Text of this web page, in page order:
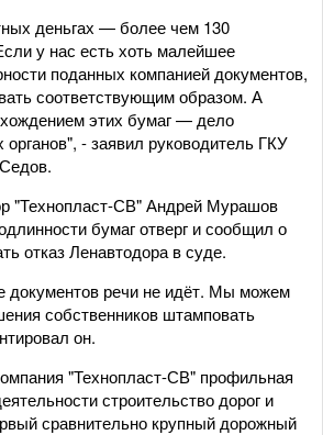
деньгах — более чем 130
у нас есть хоть малейшее
поданных компанией документов,
соответствующим образом. А
этих бумаг — дело
- заявил руководитель ГКУ
"Технопласт-СВ" Андрей Мурашов
бумаг отверг и сообщил о
отказ Ленавтодора в суде.
документов речи не идёт. Мы можем
собственников штамповать
он.
"Технопласт-СВ" профильная
строительство дорог и
сравнительно крупный дорожный